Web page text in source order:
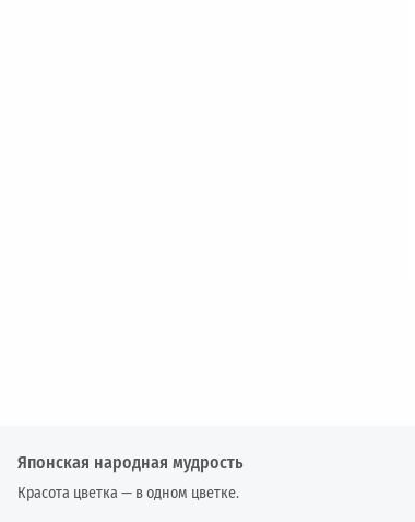
Японская народная мудрость
Красота цветка — в одном цветке.